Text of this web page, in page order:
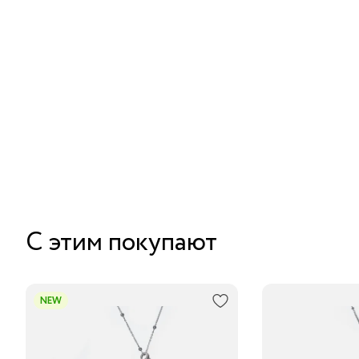
С этим покупают
NEW